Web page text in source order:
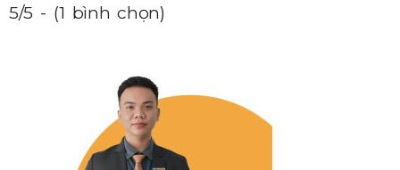
5/5 - (1 bình chọn)